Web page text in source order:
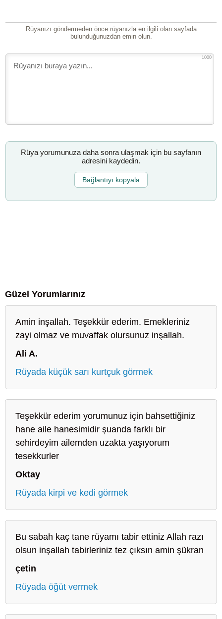
Rüyanızı göndermeden önce rüyanızla en ilgili olan sayfada
bulunduğunuzdan emin olun.
1000
Rüya yorumunuza daha sonra ulaşmak için bu sayfanın
adresini kaydedin.
Bağlantıyı kopyala
Güzel Yorumlarınız
Amin inşallah. Teşekkür ederim. Emekleriniz
zayi olmaz ve muvaffak olursunuz inşallah.
Ali A.
Rüyada küçük sarı kurtçuk görmek
Teşekkür ederim yorumunuz için bahsettiğiniz
hane aile hanesimidir şuanda farklı bir
sehirdeyim ailemden uzakta yaşıyorum
tesekkurler
Oktay
Rüyada kirpi ve kedi görmek
Bu sabah kaç tane rüyamı tabir ettiniz Allah razı
olsun inşallah tabirleriniz tez çıksın amin şükran
çetin
Rüyada öğüt vermek